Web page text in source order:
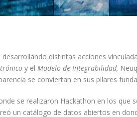
distintas acciones
y el Modelo de Integrabilidad,
se conviertan en sus pilares
se realizaron Hackathon en los
un catálogo de datos abiertos en